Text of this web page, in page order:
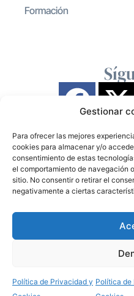
Gestionar
Para ofrecer las mejores
cookies para almacenar y/o
consentimiento de estas
el comportamiento de navegación
sitio. No consentir o retirar el
negativamente a ciertas
Política de Privacidad y Política de
Formación